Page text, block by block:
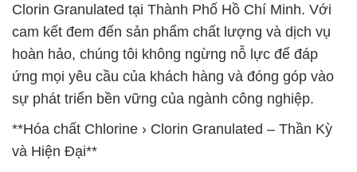
Clorin Granulated tại Thành Phố Hồ Chí Minh. Với
cam kết đem đến sản phẩm chất lượng và dịch vụ
hoàn hảo, chúng tôi không ngừng nỗ lực để đáp
ứng mọi yêu cầu của khách hàng và đóng góp vào
sự phát triển bền vững của ngành công nghiệp.
**Hóa chất Chlorine › Clorin Granulated – Thần Kỳ
và Hiện Đại**